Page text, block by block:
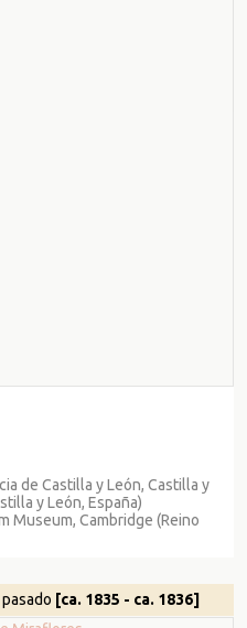
de Castilla y León, Castilla y
y León, España)
Museum, Cambridge (Reino
[ca. 1835 - ca. 1836]